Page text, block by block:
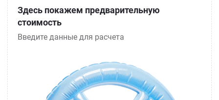
Здесь покажем предварительную
стоимость
Введите данные для расчета